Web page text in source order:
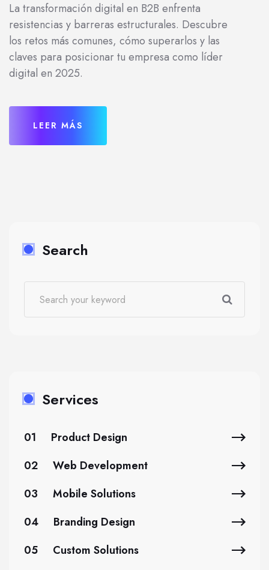
La transformación digital en B2B enfrenta
resistencias y barreras estructurales. Descubre
los retos más comunes, cómo superarlos y las
claves para posicionar tu empresa como líder
digital en 2025.
LEER MÁS
Search
Services
01
Product Design
02
Web Development
03
Mobile Solutions
04
Branding Design
05
Custom Solutions